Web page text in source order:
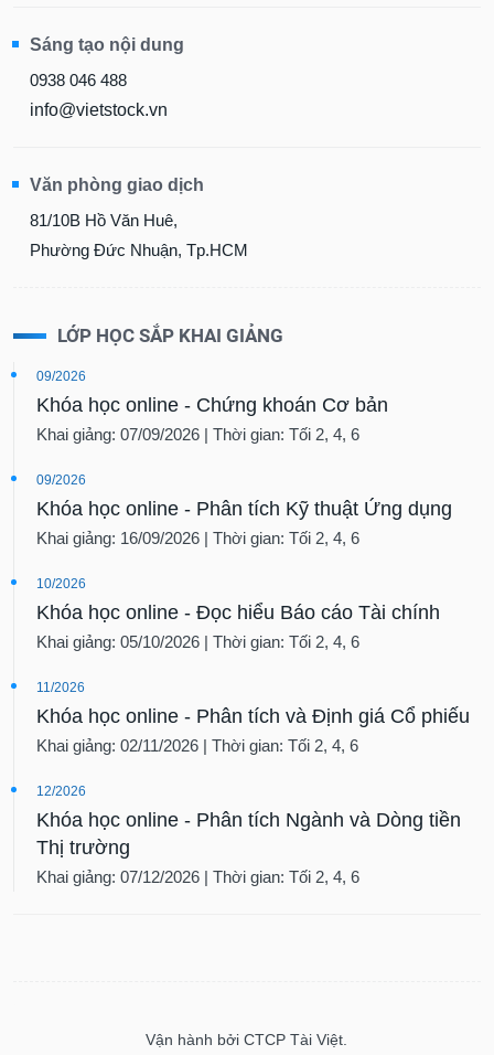
Sáng tạo nội dung
0938 046 488
info@vietstock.vn
Văn phòng giao dịch
81/10B Hồ Văn Huê,
Phường Đức Nhuận, Tp.HCM
LỚP HỌC SẮP KHAI GIẢNG
09/2026
Khóa học online - Chứng khoán Cơ bản
Khai giảng: 07/09/2026 | Thời gian: Tối 2, 4, 6
09/2026
Khóa học online - Phân tích Kỹ thuật Ứng dụng
Khai giảng: 16/09/2026 | Thời gian: Tối 2, 4, 6
10/2026
Khóa học online - Đọc hiểu Báo cáo Tài chính
Khai giảng: 05/10/2026 | Thời gian: Tối 2, 4, 6
11/2026
Khóa học online - Phân tích và Định giá Cổ phiếu
Khai giảng: 02/11/2026 | Thời gian: Tối 2, 4, 6
12/2026
Khóa học online - Phân tích Ngành và Dòng tiền
Thị trường
Khai giảng: 07/12/2026 | Thời gian: Tối 2, 4, 6
Vận hành bởi CTCP Tài Việt.